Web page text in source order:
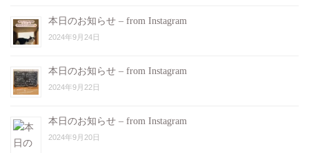
本日のお知らせ – from Instagram
2024年9月24日
本日のお知らせ – from Instagram
2024年9月22日
本日のお知らせ – from Instagram
2024年9月20日